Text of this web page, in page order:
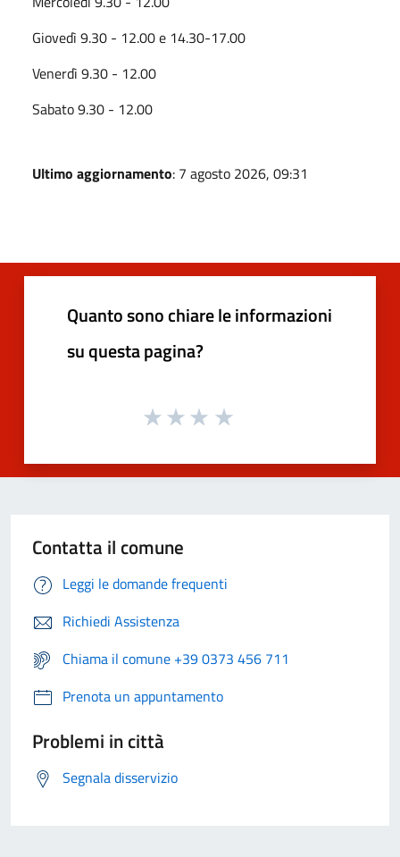
Giovedì 9.30 - 12.00 e 14.30-17.00
Venerdì 9.30 - 12.00
Sabato 9.30 - 12.00
Ultimo aggiornamento: 7 agosto 2026, 09:31
Quanto sono chiare le informazioni
su questa pagina?
Contatta il comune
Leggi le domande frequenti
Richiedi Assistenza
Chiama il comune +39 0373 456 711
Prenota un appuntamento
Problemi in città
Segnala disservizio